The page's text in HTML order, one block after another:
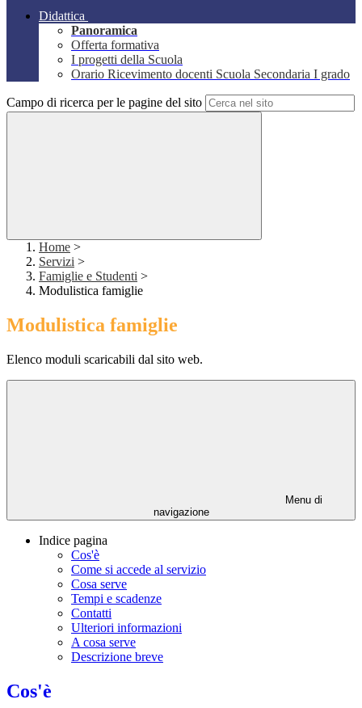
Didattica
Panoramica
Offerta formativa
I progetti della Scuola
Orario Ricevimento docenti Scuola Secondaria I grado
Campo di ricerca per le pagine del sito
Home >
Servizi >
Famiglie e Studenti >
Modulistica famiglie
Modulistica famiglie
Elenco moduli scaricabili dal sito web.
Menu di
navigazione
Indice pagina
Cos'è
Come si accede al servizio
Cosa serve
Tempi e scadenze
Contatti
Ulteriori informazioni
A cosa serve
Descrizione breve
Cos'è